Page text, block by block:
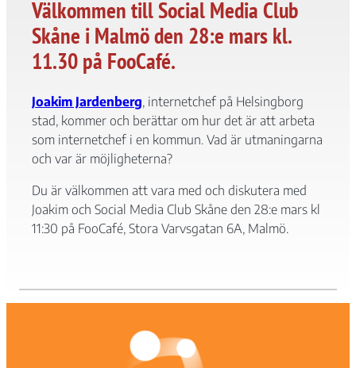
Välkommen till Social Media Club
Skåne i Malmö den 28:e mars kl.
11.30 på FooCafé.
Joakim Jardenberg, internetchef på Helsingborg
stad, kommer och berättar om hur det är att arbeta
som internetchef i en kommun. Vad är utmaningarna
och var är möjligheterna?
Du är välkommen att vara med och diskutera med
Joakim och Social Media Club Skåne den 28:e mars kl
11:30 på FooCafé, Stora Varvsgatan 6A, Malmö.
Nödvändiga
Dessa kakor
välja bort. De
behövs för att
hemsidan
över huvud